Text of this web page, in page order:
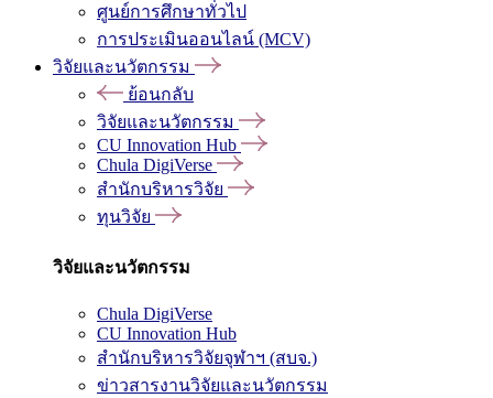
ศูนย์การศึกษาทั่วไป
การประเมินออนไลน์ (MCV)
วิจัยและนวัตกรรม
ย้อนกลับ
วิจัยและนวัตกรรม
CU Innovation Hub
Chula DigiVerse
สำนักบริหารวิจัย
ทุนวิจัย
วิจัยและนวัตกรรม
Chula DigiVerse
CU Innovation Hub
สำนักบริหารวิจัยจุฬาฯ (สบจ.)
ข่าวสารงานวิจัยและนวัตกรรม